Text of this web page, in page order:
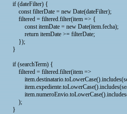
if (dateFilter) {
const filterDate = new Date(dateFilter);
filtered = filtered.filter(item => {
const itemDate = new Date(item.fecha);
return itemDate >= filterDate;
});
}
if (searchTerm) {
filtered = filtered.filter(item =>
);
}